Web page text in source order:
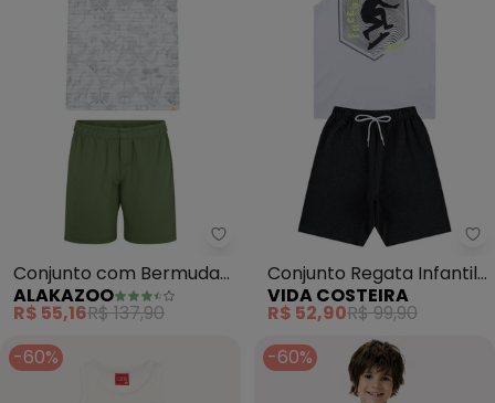
Alakazoo - Conjunto com
Conjunto com Bermuda
de Moletom e Regata
(Branco)
ALAKAZOO
R$ 55,16R$ 137,90
Conjunto Regata Infantil
Freestyle (Branco)
VIDA COSTEIRA
R$ 52,90R$ 99,90
-60%
-60%